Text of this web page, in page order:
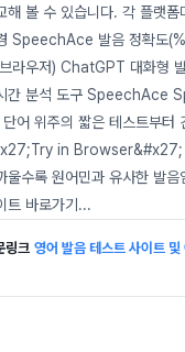
해 볼 수 있습니다. 각 플랫
SpeechAce 발음 정확도
라우저) ChatGPT 대화형
간 분석 도구 SpeechAce
단어 위주의 짧은 테스트부터
in Browser&#x27;
울수록 원어민과 유사한 발
트 바로가기 ...
링크 영어 발음 테스트 사이트 및